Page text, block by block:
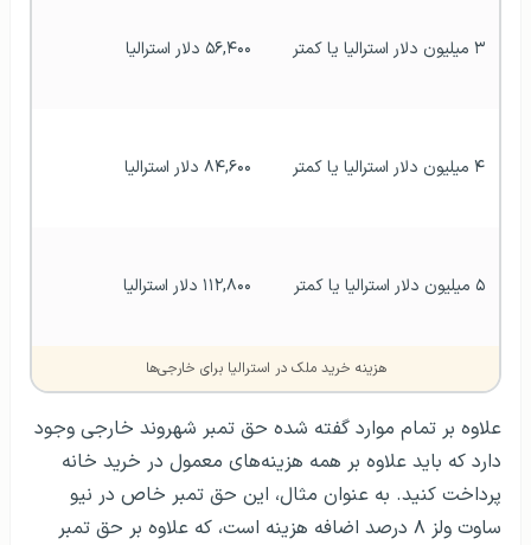
۳ میلیون دلار استرالیا یا کمتر ۵۶,۴۰۰ دلار استرالیا
۴ میلیون دلار استرالیا یا کمتر ۸۴,۶۰۰ دلار استرالیا
۵ میلیون دلار استرالیا یا کمتر ۱۱۲,۸۰۰ دلار استرالیا
هزینه خرید ملک در استرالیا برای خارجی‌ها
علاوه بر تمام موارد گفته شده حق تمبر شهروند خارجی وجود
دارد که باید علاوه بر همه هزینه‌های معمول در خرید خانه
پرداخت کنید. به عنوان مثال، این حق تمبر خاص در نیو
ساوت ولز ۸ درصد اضافه‌ هزینه است، که علاوه بر حق تمبر